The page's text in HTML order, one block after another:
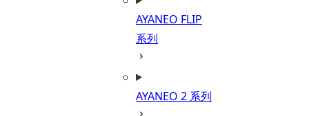
AYANEO FLIP
系列
AYANEO 2 系列